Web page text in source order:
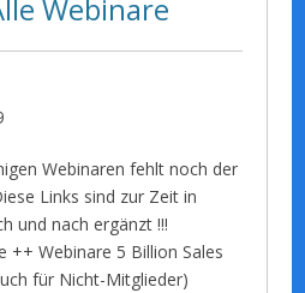
Webinare
Webinaren fehlt noch der
Links sind zur Zeit in
und nach ergänzt !!!
++ Webinare 5 Billion Sales
für Nicht-Mitglieder)